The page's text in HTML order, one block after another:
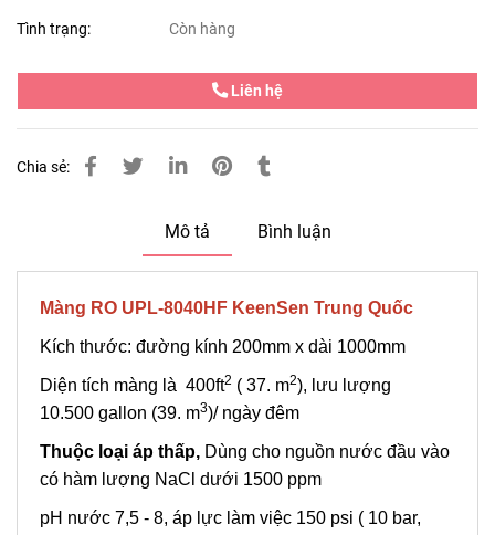
Tình trạng: Còn hàng
Liên hệ
Chia sẻ:
Mô tả Bình luận
Màng RO UPL-8040HF KeenSen Trung Quốc
Kích thước: đường kính 200mm x dài 1000mm
Diện tích màng là 400ft2 ( 37. m2), lưu lượng
10.500 gallon (39. m3)/ ngày đêm
Thuộc loại áp thấp, Dùng cho nguồn nước đầu vào
có hàm lượng NaCl dưới 1500 ppm
pH nước 7,5 - 8, áp lực làm việc 150 psi ( 10 bar,